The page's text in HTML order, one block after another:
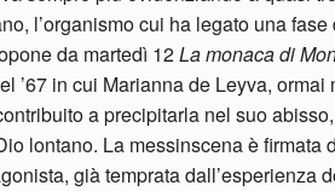
l’organismo cui ha legato una
da martedì 12La monaca di
’67 in cui Marianna de Leyva,
a precipitarla nel suo
lontano. La messinscena è firmata
già temprata dall’esperienza